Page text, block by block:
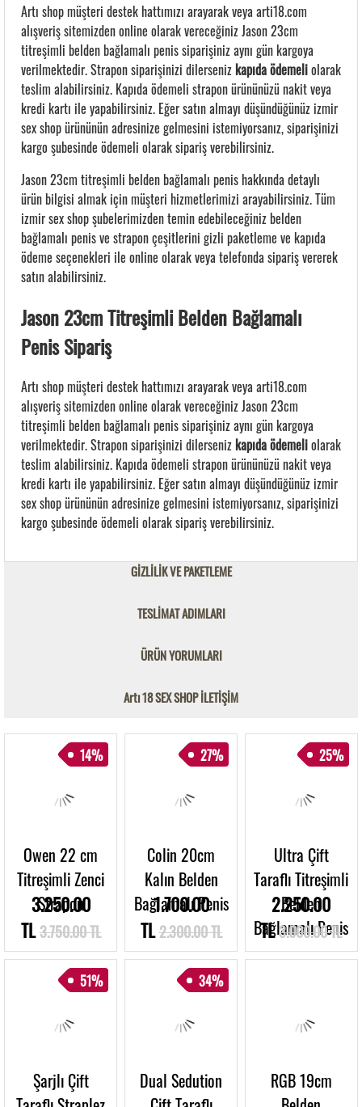
Artı shop müşteri destek hattımızı arayarak veya arti18.com
alışveriş sitemizden online olarak vereceğiniz Jason 23cm
titreşimli belden bağlamalı penis siparişiniz aynı gün kargoya
verilmektedir. Strapon siparişinizi dilerseniz kapıda ödemeliolarak
teslim alabilirsiniz. Kapıda ödemeli strapon ürününüzü nakit veya
kredi kartı ile yapabilirsiniz. Eğer satın almayı düşündüğünüz izmir
sex shop ürününün adresinize gelmesini istemiyorsanız, siparişinizi
kargo şubesinde ödemeli olarak sipariş verebilirsiniz.
Jason 23cm titreşimli belden bağlamalı penis hakkında detaylı
ürün bilgisi almak için müşteri hizmetlerimizi arayabilirsiniz. Tüm
izmir sex shop şubelerimizden temin edebileceğiniz belden
bağlamalı penis ve strapon çeşitlerini gizli paketleme ve kapıda
ödeme seçenekleri ile online olarak veya telefonda sipariş vererek
satın alabilirsiniz.
Jason 23cm Titreşimli Belden Bağlamalı
Penis Sipariş
Artı shop müşteri destek hattımızı arayarak veya arti18.com
alışveriş sitemizden online olarak vereceğiniz Jason 23cm
titreşimli belden bağlamalı penis siparişiniz aynı gün kargoya
verilmektedir. Strapon siparişinizi dilerseniz kapıda ödemeliolarak
teslim alabilirsiniz. Kapıda ödemeli strapon ürününüzü nakit veya
kredi kartı ile yapabilirsiniz. Eğer satın almayı düşündüğünüz izmir
sex shop ürününün adresinize gelmesini istemiyorsanız, siparişinizi
kargo şubesinde ödemeli olarak sipariş verebilirsiniz.
GİZLİLİK VE PAKETLEME
TESLİMAT ADIMLARI
ÜRÜN YORUMLARI
Artı 18 SEX SHOP İLETİŞİM
Owen 22 cm
Titreşimli Zenci
Strapon
3.250.00
TL 3.750.00 TL
14%
Colin 20cm
Kalın Belden
Bağlamalı Penis
1.700.00
TL2.300.00 TL
27%
Ultra Çift
Taraflı Titreşimli
Belden
Bağlamalı Penis
2.250.00
TL3.000.00 TL
25%
Şarjlı Çift
51%
Dual Sedution
34%
RGB 19cm